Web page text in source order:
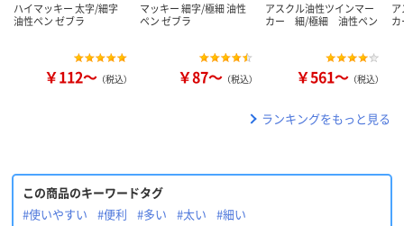
ハイマッキー 太字/細字
油性ペン ゼブラ
￥112～ （税込）
マッキー 細字/極細 油性
ペン ゼブラ
￥87～ （税込）
アスクル油性ツインマー
カー 細/極細 油性ペン
￥561～ （税込）
ランキングをもっと見る
この商品のキーワードタグ
#使いやすい
#便利 #多い #太い #細い